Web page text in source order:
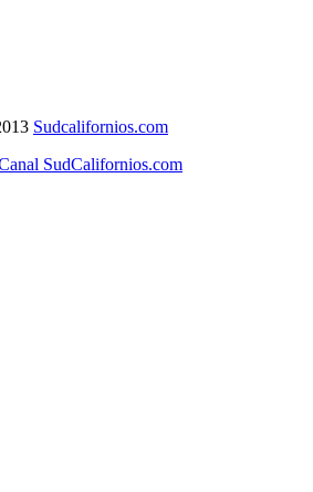
Sudcalifornios.com